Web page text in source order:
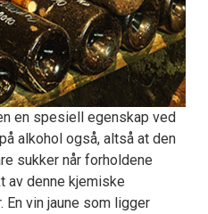
en spesiell egenskap ved
alkohol også, altså at den
sukker når forholdene
av denne kjemiske
En vin jaune som ligger